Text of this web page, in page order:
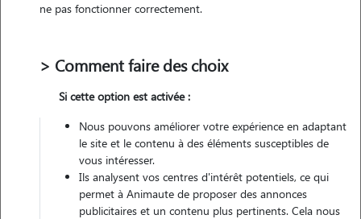
chez le Pet Sitter
2 animaux Appartement
Non véhiculé
Gardes réalisées
ne pas fonctionner correctement.
> Comment faire des choix
Si cette option est activée :
Nous pouvons améliorer votre expérience en adaptant
le site et le contenu à des éléments susceptibles de
vous intéresser.
Ils analysent vos centres d'intérêt potentiels, ce qui
permet à Animaute de proposer des annonces
publicitaires et un contenu plus pertinents. Cela nous